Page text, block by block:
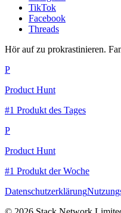
TikTok
Facebook
Threads
Hör auf zu prokrastinieren.
P
Product Hunt
#1 Produkt des Tages
P
Product Hunt
#1 Produkt der Woche
Datenschutzerklärung